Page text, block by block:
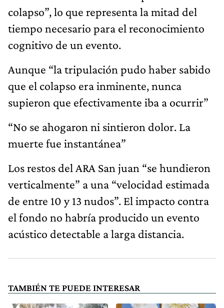
colapso”, lo que representa la mitad del
tiempo necesario para el reconocimiento
cognitivo de un evento.
Aunque “la tripulación pudo haber sabido
que el colapso era inminente, nunca
supieron que efectivamente iba a ocurrir”
“No se ahogaron ni sintieron dolor. La
muerte fue instantánea”
Los restos del ARA San juan “se hundieron
verticalmente” a una “velocidad estimada
de entre 10 y 13 nudos”. El impacto contra
el fondo no habría producido un evento
acústico detectable a larga distancia.
TAMBIÉN TE PUEDE INTERESAR